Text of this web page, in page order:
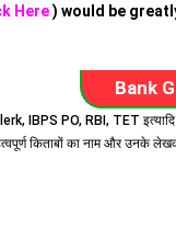
Here) would be
Bank
IBPS PO, RBI, TET
किताबों का नाम और उनके